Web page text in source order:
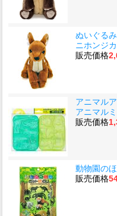
ぬいぐる
ニホンジカ
販売価格
アニマル
アニマル
販売価格
動物園の
販売価格